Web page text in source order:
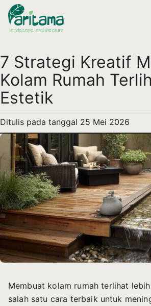
7 Strategi Kreatif
Kolam Rumah
Estetik
Ditulis pada tanggal 25 Mei 2026
Membuat kolam rumah terlihat
salah satu cara terbaik untuk